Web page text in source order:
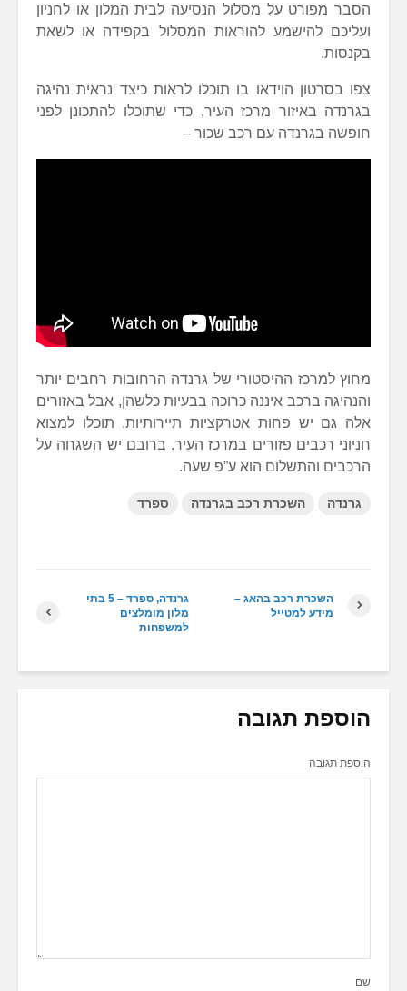
הסבר מפורט על מסלול הנסיעה לבית המלון או לחניון
ועליכם להישמע להוראות המסלול בקפידה או לשאת
בקנסות.
צפו בסרטון הוידאו בו תוכלו לראות כיצד נראית נהיגה
בגרנדה באיזור מרכז העיר, כדי שתוכלו להתכונן לפני
חופשה בגרנדה עם רכב שכור –
מחוץ למרכז ההיסטורי של גרנדה הרחובות רחבים יותר
והנהיגה ברכב איננה כרוכה בבעיות כלשהן, אבל באזורים
אלה גם יש פחות אטרקציות תיירותיות. תוכלו למצוא
חניוני רכבים פזורים במרכז העיר. ברובם יש השגחה על
הרכבים והתשלום הוא ע”פ שעה.
גרנדה השכרת רכב בגרנדה ספרד
גרנדה, ספרד – 5 בתי
מלון מומלצים
למשפחות
השכרת רכב בהאג –
מידע למטייל
הוספת תגובה
הוספת תגובה
שם